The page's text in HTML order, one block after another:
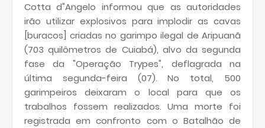
Cotta d"Angelo informou que as autoridades
irão utilizar explosivos para implodir as cavas
[buracos] criadas no garimpo ilegal de Aripuanã
(703 quilômetros de Cuiabá), alvo da segunda
fase da "Operação Trypes", deflagrada na
última segunda-feira (07). No total, 500
garimpeiros deixaram o local para que os
trabalhos fossem realizados. Uma morte foi
registrada em confronto com o Batalhão de